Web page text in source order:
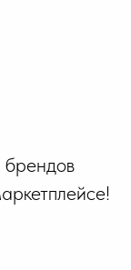
брендов